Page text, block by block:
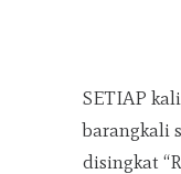
SETIAP
barangkali
disingkat